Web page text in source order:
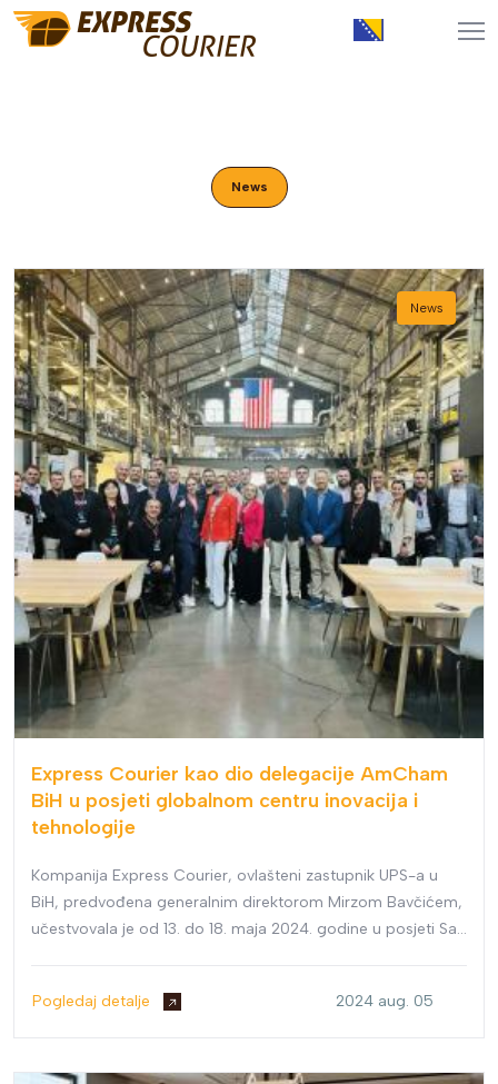
News
News
Express Courier kao dio delegacije AmCham
BiH u posjeti globalnom centru inovacija i
tehnologije
Kompanija Express Courier, ovlašteni zastupnik UPS-a u
BiH, predvođena generalnim direktorom Mirzom Bavčićem,
učestvovala je od 13. do 18. maja 2024. godine u posjeti San
Bosni i Hercegovini (AmCham BiH).
Pogledaj detalje 2024 aug. 05